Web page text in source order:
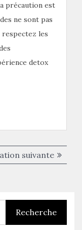
précaution est
ne sont pas
les
detox
suivante